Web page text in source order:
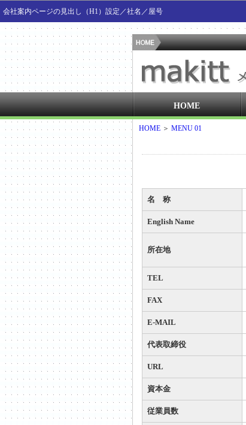
会社案内ページの見出し（H1）設定／社名／屋号
HOME
HOME ＞ MENU 01
名 称
English Name
所在地
TEL
FAX
E-MAIL
代表取締役
URL
資本金
従業員数